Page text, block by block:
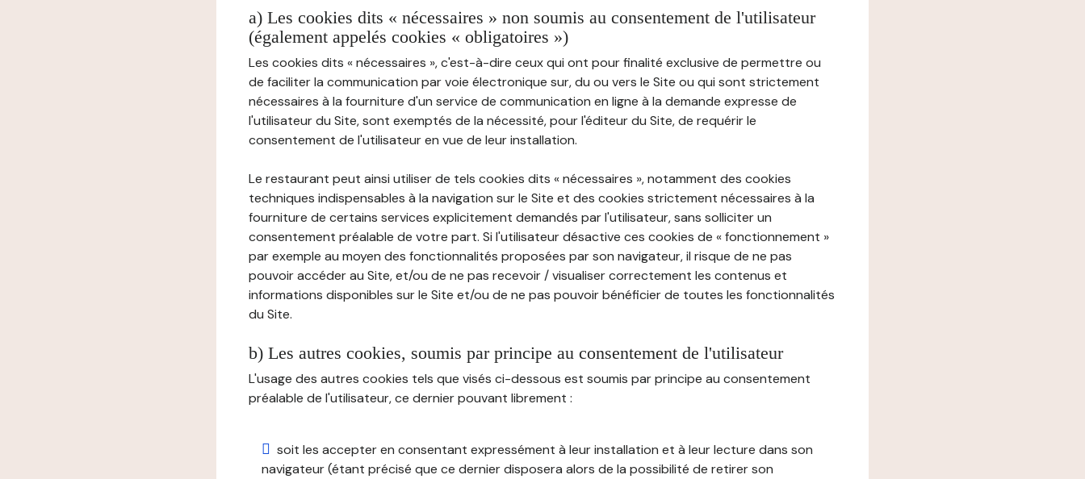
a) Les cookies dits « nécessaires » non soumis au consentement de l'utilisateur
(également appelés cookies « obligatoires »)
Les cookies dits « nécessaires », c'est-à-dire ceux qui ont pour finalité exclusive de permettre ou
de faciliter la communication par voie électronique sur, du ou vers le Site ou qui sont strictement
nécessaires à la fourniture d'un service de communication en ligne à la demande expresse de
l'utilisateur du Site, sont exemptés de la nécessité, pour l'éditeur du Site, de requérir le
consentement de l'utilisateur en vue de leur installation.
Le restaurant peut ainsi utiliser de tels cookies dits « nécessaires », notamment des cookies
techniques indispensables à la navigation sur le Site et des cookies strictement nécessaires à la
fourniture de certains services explicitement demandés par l'utilisateur, sans solliciter un
consentement préalable de votre part. Si l'utilisateur désactive ces cookies de « fonctionnement »
par exemple au moyen des fonctionnalités proposées par son navigateur, il risque de ne pas
pouvoir accéder au Site, et/ou de ne pas recevoir / visualiser correctement les contenus et
informations disponibles sur le Site et/ou de ne pas pouvoir bénéficier de toutes les fonctionnalités
du Site.
b) Les autres cookies, soumis par principe au consentement de l'utilisateur
L'usage des autres cookies tels que visés ci-dessous est soumis par principe au consentement
préalable de l'utilisateur, ce dernier pouvant librement :
soit les accepter en consentant expressément à leur installation et à leur lecture dans son
navigateur (étant précisé que ce dernier disposera alors de la possibilité de retirer son